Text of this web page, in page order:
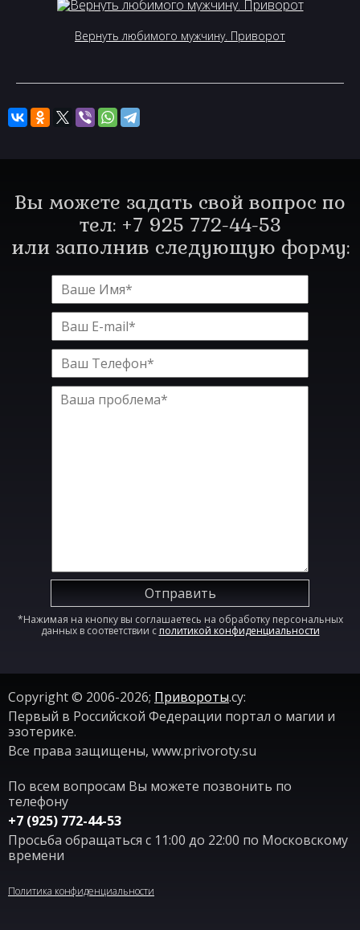
Вернуть любимого мужчину. Приворот
Вы можете задать свой вопрос по
тел: +7 925 772-44-53
или заполнив следующую форму:
Отправить
*Нажимая на кнопку вы соглашаетесь на обработку персональных
данных в соответствии с политикой конфиденциальности
Copyright © 2006-2026; Привороты.су:
Первый в Российской Федерации портал о магии и
эзотерике.
Все права защищены, www.privoroty.su
По всем вопросам Вы можете позвонить по
телефону
+7 (925) 772-44-53
Просьба обращаться с 11:00 до 22:00 по Московскому
времени
Политика конфиденциальности